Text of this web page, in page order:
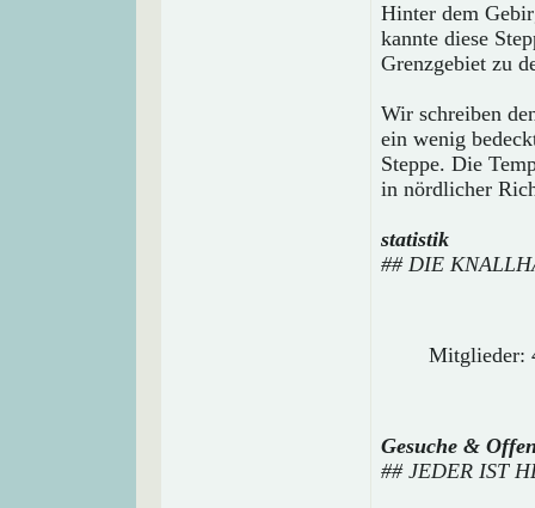
Hinter dem
kannte diese
Grenzgebiet zu
Wir schreiben
ein wenig
Steppe. Die
in nördlicher
statistik
## DIE
Mitglieder:
Gesuche &
## JEDER IST